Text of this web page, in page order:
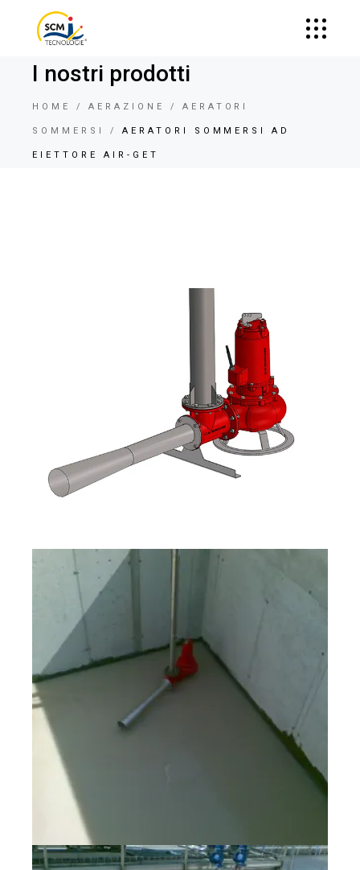
I nostri prodotti
HOME AERAZIONE AERATORI
SOMMERSI AERATORI SOMMERSI AD
EIETTORE AIR-GET